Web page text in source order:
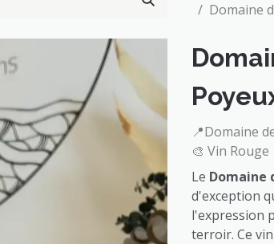
Domaine
📍Domaine
🎨 Vin Rouge
Le Domaine
d'exception
l'expression
terroir. Ce